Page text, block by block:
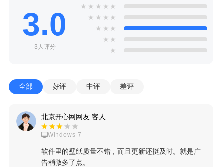
3.0
3人评分
★ ★ ★ ★ ★
★ ★ ★ ★
★ ★ ★
★ ★
★
全部 好评 中评 差评
北京开心网网友 客人
Windows 7
软件里的壁纸质量不错，而且更新还挺及时。就是广
告稍微多了点。